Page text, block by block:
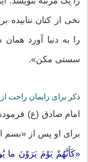
نخى از کتان
را به دنیا آورد
سستى مکن».
ذکر برای زایمان راحت
امام صادق (ع)
برای او پس از «بسم
«کَأَنَّهُمْ یَوْمَ یَرَوْنَ ما